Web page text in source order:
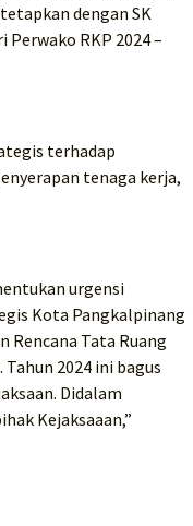
dengan SK
RKP 2024 –
terhadap
tenaga kerja,
urgensi
Kota Pangkalpinang
Rencana Tata Ruang
Tahun 2024 ini bagus
Didalam
Kejaksaaan,”